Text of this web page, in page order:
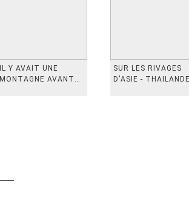
IL Y AVAIT UNE
MONTAGNE AVANT
SUR LES RIVAGES
D'ASIE -